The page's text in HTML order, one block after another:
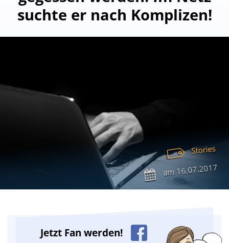
suchte er nach Komplizen!
Stories
am16.07.2017
Jetzt Fan werden!